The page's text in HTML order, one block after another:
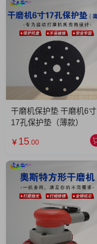
干磨机保护垫 干磨机6寸
17孔保护垫（薄款）
￥ 15 .00